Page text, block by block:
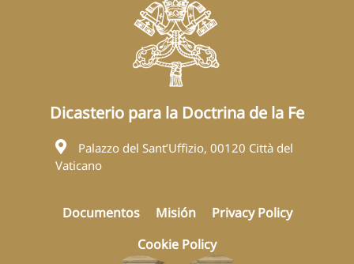
Dicasterio para la Doctrina de la Fe
Palazzo del Sant’Uffizio, 00120 Città del
Vaticano
Documentos Misión
Privacy Policy
Cookie Policy